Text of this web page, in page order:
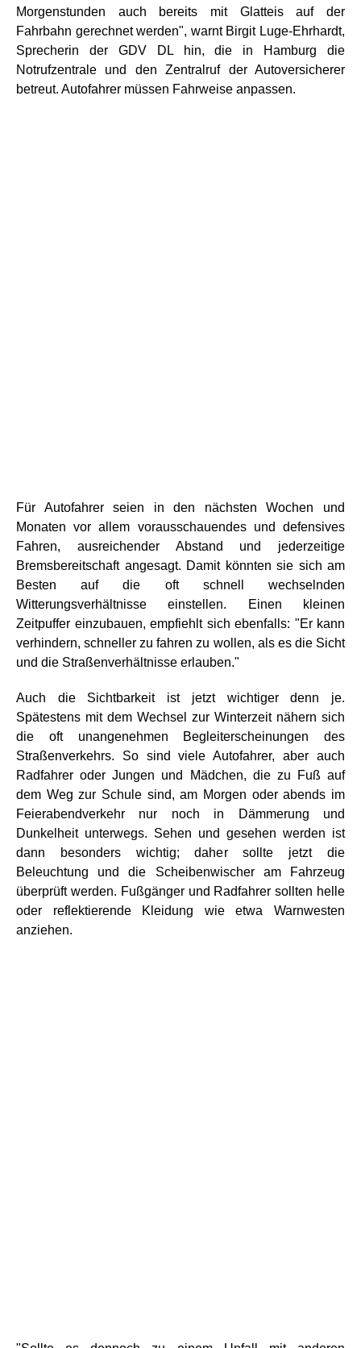
Morgenstunden auch bereits mit Glatteis auf der
Fahrbahn gerechnet werden", warnt Birgit Luge-Ehrhardt,
Sprecherin der GDV DL hin, die in Hamburg die
Notrufzentrale und den Zentralruf der Autoversicherer
betreut. Autofahrer müssen Fahrweise anpassen.
Für Autofahrer seien in den nächsten Wochen und
Monaten vor allem vorausschauendes und defensives
Fahren, ausreichender Abstand und jederzeitige
Bremsbereitschaft angesagt. Damit könnten sie sich am
Besten auf die oft schnell wechselnden
Witterungsverhältnisse einstellen. Einen kleinen
Zeitpuffer einzubauen, empfiehlt sich ebenfalls: "Er kann
verhindern, schneller zu fahren zu wollen, als es die Sicht
und die Straßenverhältnisse erlauben."
Auch die Sichtbarkeit ist jetzt wichtiger denn je.
Spätestens mit dem Wechsel zur Winterzeit nähern sich
die oft unangenehmen Begleiterscheinungen des
Straßenverkehrs. So sind viele Autofahrer, aber auch
Radfahrer oder Jungen und Mädchen, die zu Fuß auf
dem Weg zur Schule sind, am Morgen oder abends im
Feierabendverkehr nur noch in Dämmerung und
Dunkelheit unterwegs. Sehen und gesehen werden ist
dann besonders wichtig; daher sollte jetzt die
Beleuchtung und die Scheibenwischer am Fahrzeug
überprüft werden. Fußgänger und Radfahrer sollten helle
oder reflektierende Kleidung wie etwa Warnwesten
anziehen.